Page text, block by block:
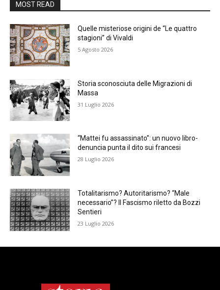
MOST READ
Quelle misteriose origini de “Le quattro
stagioni” di Vivaldi
5 Agosto 2026
Storia sconosciuta delle Migrazioni di
Massa
31 Luglio 2026
“Mattei fu assassinato”: un nuovo libro-
denuncia punta il dito sui francesi
28 Luglio 2026
Totalitarismo? Autoritarismo? “Male
necessario”? Il Fascismo riletto da Bozzi
Sentieri
23 Luglio 2026